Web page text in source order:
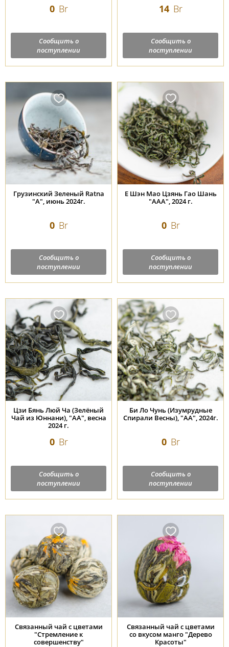
0 Br
Сообщить о
поступлении
14 Br
Сообщить о
поступлении
Грузинский Зеленый Ratna
"А", июнь 2024г.
0 Br
Сообщить о
поступлении
Е Шэн Мао Цзянь Гао Шань
"ААА", 2024 г.
0 Br
Сообщить о
поступлении
Цзи Бянь Люй Ча (Зелёный
Чай из Юннани), "АА", весна
2024 г.
0 Br
Сообщить о
поступлении
Би Ло Чунь (Изумрудные
Спирали Весны), "АА", 2024г.
0 Br
Сообщить о
поступлении
Связанный чай с цветами
"Стремление к
совершенству"
Связанный чай с цветами
со вкусом манго "Дерево
Красоты"